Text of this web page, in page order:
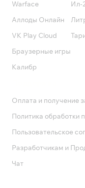
Warface
Аллоды Онлайн
VK Play Cloud
Браузерные игры
Калибр
Ил-
Оплата и получение
Политика обработки
Пользовательское
Разработчикам и
Чат